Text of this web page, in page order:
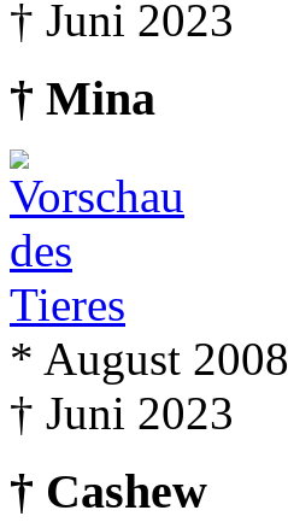
† Juni 2023
† Mina
* August 2008
† Juni 2023
† Cashew